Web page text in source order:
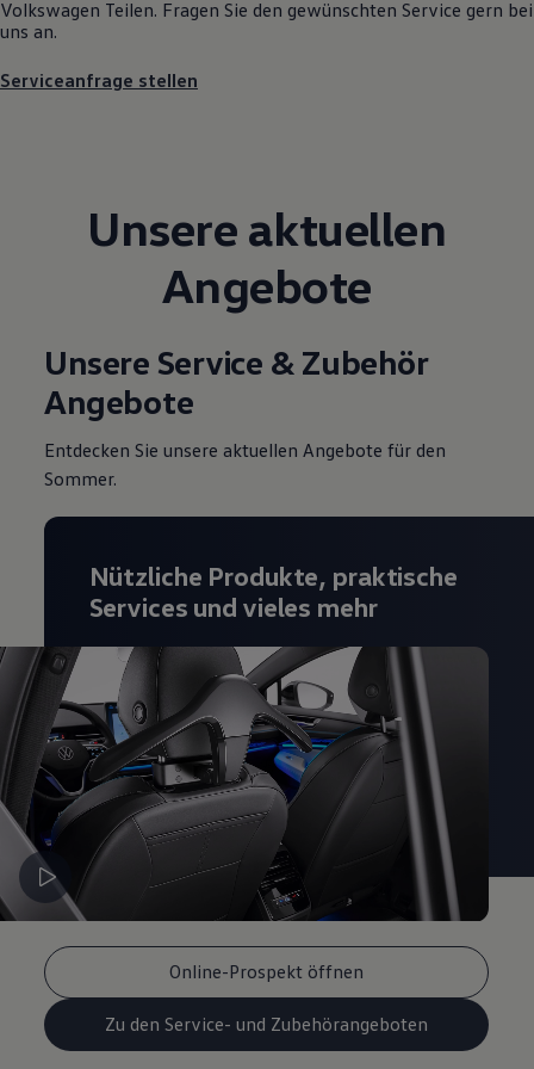
Motorenöl und Flüssigkeiten
Economy Service
Entertainment und Elektronik
Individualisieren
Wallbox und Ladekabel
Digitale Extras
Dienste für Ihr Modell finden
Volkswagen Apps, Login und Shop
Updates für Software, Karten und Radio
Vorgängermodelle
Volkswagen Kundenbetreuung
Digitale Betriebsanleitung
Lifestyle
Transport
Familie
Elektromobilität
Volkswagen R
Pannen- und Unfallhilfe
Volkswagen Kundenbetreuung
Volkswagen Teilen. Fragen Sie den gewünschten Service gern bei
uns an.
Serviceanfrage stellen
Unsere aktuellen
Angebote
Unsere Service & Zubehör
Angebote
Entdecken Sie unsere aktuellen Angebote für den
Sommer.
Online-Prospekt öffnen
Zu den Service- und Zubehörangeboten
Nützliche Produkte, praktische
Services und vieles mehr